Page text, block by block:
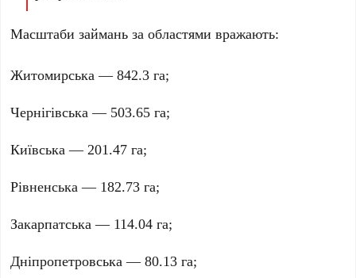
Масштаби займань за областями вражають:
Житомирська —842.3 га;
Чернігівська — 503.65 га;
Київська —201.47 га;
Рівненська — 182.73 га;
Закарпатська — 114.04 га;
Дніпропетровська —80.13 га;